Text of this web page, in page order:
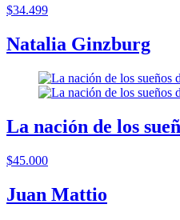
$34.499
Natalia Ginzburg
La nación de los
$45.000
Juan Mattio